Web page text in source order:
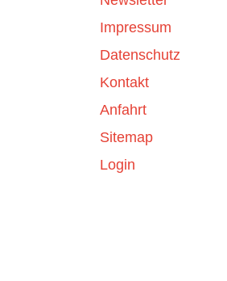
Impressum
Datenschutz
Kontakt
Anfahrt
Sitemap
Login